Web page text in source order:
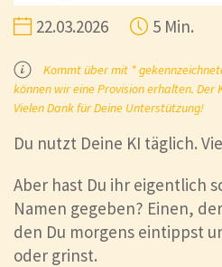
22.03.2026 5 Min.
Kommt über mit *
können wir eine Provision erhalten. Der
Vielen Dank für Deine Unterstützung!
Du nutzt Deine KI täglich.
Aber hast Du ihr eigentlich
Namen gegeben? Einen,
den Du morgens eintippst
oder grinst.